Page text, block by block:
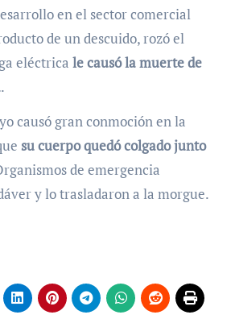
en el sector comercial
de un descuido, rozó el
eléctrica le causó la muerte de
.
causó gran conmoción en la
su cuerpo quedó colgado junto
de emergencia
y lo trasladaron a la morgue.